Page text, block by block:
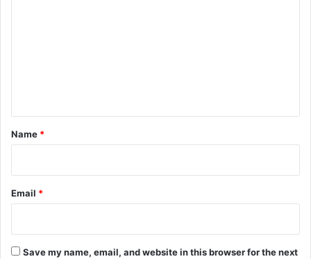
*
Name *
Email *
Save my name, email, and website in this browser for the next